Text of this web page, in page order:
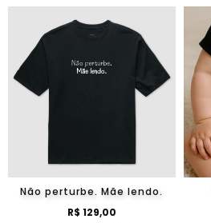
Não perturbe. Mãe lendo.
R$ 129,00